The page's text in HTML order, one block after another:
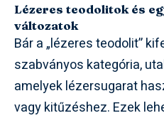
Lézeres teodolitok és
változatok
Bár a „lézeres teodolit”
szabványos kategória,
amelyek lézersugarat
vagy kitűzéshez. Ezek